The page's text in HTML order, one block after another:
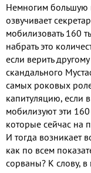
Немногим большую
озвучивает
мобилизовать 160
набрать это
если верить
скандального
самых роковых
капитуляцию, если
мобилизуют эти
которые сейчас на
И тогда возникает
как по всем
сорваны? К слову,